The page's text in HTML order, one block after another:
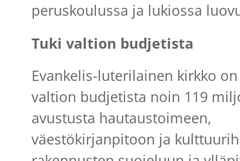
peruskoulussa ja lukiossa
Tuki valtion budjetista
Evankelis-luterilainen kirkko
valtion budjetista noin 119
avustusta hautaustoimeen,
väestökirjanpitoon ja